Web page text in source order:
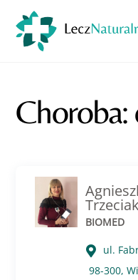
content
Choroba:
Trzeciak
BIOMED
ul.
98-300,